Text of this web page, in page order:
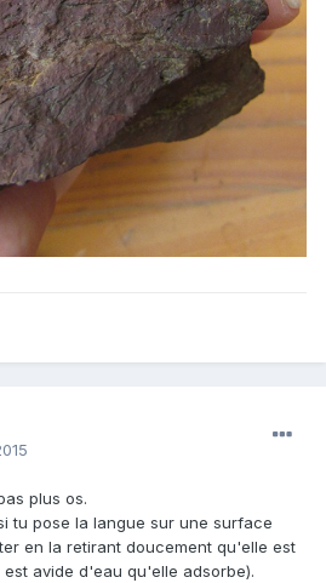
plus os.
tu pose la langue sur une surface
en la retirant doucement qu'elle est
avide d'eau qu'elle adsorbe).